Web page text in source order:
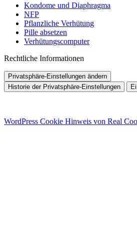
Kondome und Diaphragma
NFP
Pflanzliche Verhütung
Pille absetzen
Verhütungscomputer
Rechtliche Informationen
Privatsphäre-Einstellungen ändern
Historie der Privatsphäre-Einstellungen
WordPress Cookie Hinweis von Real